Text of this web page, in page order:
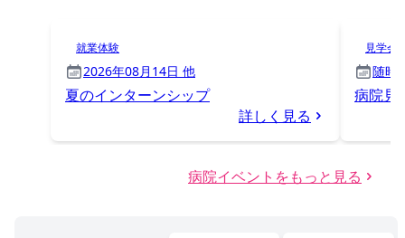
就業体験
2026年08月14日 他
夏のインターンシップ
詳しく見る
見学会
随時
病院見
病院イベントをもっと見る